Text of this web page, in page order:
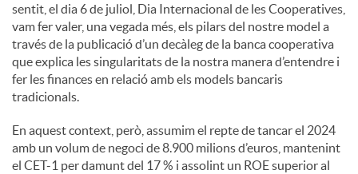
sentit, el dia 6 de juliol, Dia Internacional de les Cooperatives,
vam fer valer, una vegada més, els pilars del nostre model a
través de la publicació d’un decàleg de la banca cooperativa
que explica les singularitats de la nostra manera d’entendre i
fer les finances en relació amb els models bancaris
tradicionals.
En aquest context, però, assumim el repte de tancar el 2024
amb un volum de negoci de 8.900 milions d’euros, mantenint
el CET-1 per damunt del 17 % i assolint un ROE superior al